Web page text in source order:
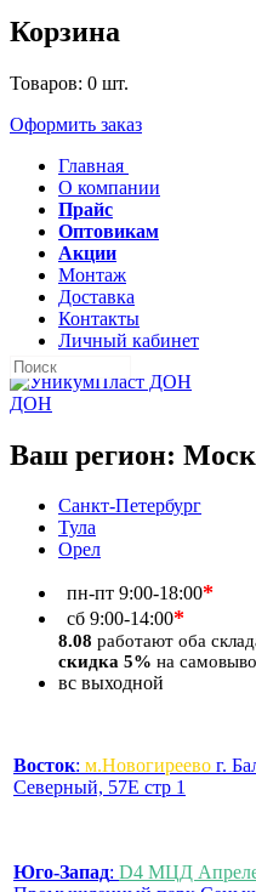
Корзина
Товаров: 0 шт.
Оформить заказ
Главная
О компании
Прайс
Оптовикам
Акции
Монтаж
Доставка
Контакты
Личный кабинет
ДОН
Ваш регион:
Санкт-Петербург
Тула
Орел
пн-пт 9:00-18:00*
сб 9:00-14:00*
8.08 работают оба
скидка 5% на
вс выходной
Восток: м.Новогиреево г.
Северный, 57Е стр 1
Юго-Запад: D4 МЦД